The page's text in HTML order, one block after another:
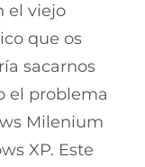
el viejo
que os
sacarnos
el problema
Milenium
XP. Este